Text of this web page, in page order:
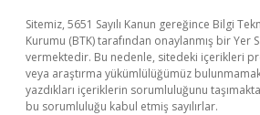
Sitemiz, 5651 Sayılı Kanun gereğince Bilgi
Kurumu (BTK) tarafından onaylanmış bir Yer
vermektedir. Bu nedenle, sitedeki içerikleri
veya araştırma yükümlülüğümüz
yazdıkları içeriklerin sorumluluğunu
bu sorumluluğu kabul etmiş sayılırlar.